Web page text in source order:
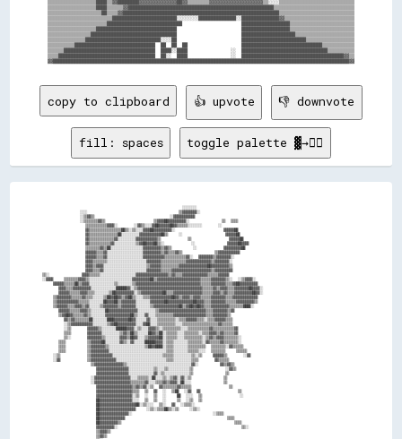
▒▒▒▒▒▒▒▒▒▒▒▒▒▒▒▒▒▒████▒▒▓▓████████▓▓▓▓▓▓▓▓▓▓▓▓▓▓██▓▓▒▒▒▒▒▒▒▒▓▓▓▓▓▓▓▓▓▓▓▓▓▓▓▓▓▓▓▓▒▒░░░░▒▒▒▒▒▒▒▒▒▒▒▒▒▒▒▒▒▒▒▒▒▒▒▒▒▒▒▒
▒▒▒▒▒▒▒▒▒▒▒▒▒▒▒▒▒▒████▒▒▒▒▒▒▓▓██████████████████████████████████████████████████████▒▒▒▒▒▒▒▒▒▒▒▒▒▒▒▒▒▒▒▒▒▒▒▒▒▒▒▒▒▒
▒▒▒▒▒▒▒▒▒▒▒▒▒▒▒▒▒▒▒▒██▒▒▒▒▓▓██████████████████████████████████████████████████████████▒▒▒▒▒▒▒▒▒▒▒▒▒▒▒▒▒▒▒▒▒▒▒▒▒▒▒▒
▒▒▒▒▒▒▒▒▒▒▒▒▒▒▒▒▒▒▒▒▒▒▒▒████████████████████████░░░░░░░░██████████████░░██████████████▓▓▒▒▒▒▒▒▒▒▒▒▒▒▒▒▒▒▒▒▒▒▒▒▒▒▒▒
▒▒▒▒▒▒▒▒▒▒▒▒▒▒████████████████████████████░░░░██                        ████████████████████████▒▒▒▒▒▒▒▒▒▒▒▒▒▒▒▒▒▒
▒▒▒▒▒▒██████████████████████████████████  ████░░████                ░░  ████████████████████████████████▒▒▒▒▒▒▒▒▒▒
▒▒▒▒████████████████████████████████████  ██░░  ████                ░░  ██████████████████████████████████████▓▓▒▒
copy to clipboard 👍 upvote 👎 downvote
fill: spaces toggle palette ▓→✊🏽
                ░░░░                                  ▒▒▓▓▓▓▓▓▓▓░░
                ░░▒▒▓▓▒▒                            ░░▓▓▓▓▓▓▓▓▓▓▓▓
                ░░▒▒▒▒▒▒▒▒▓▓▒▒                  ▒▒▓▓▓▓██▓▓▓▓▓▓▓▓▓▓░░            ▒▒  ▒▒▒▒
                  ▒▒▒▒▒▒▒▒▒▒▒▒▓▓▓▓░░      ░░▓▓▒▒░░░░▓▓██▓▓▓▓▓▓██▓▓▒▒▒▒▒▒░░░░░░░░      ░░
                  ▓▓▒▒▒▒▒▒▒▒▒▒▒▒▒▒▒▒▒▒██▒▒░░▒▒░░░░▓▓▓▓██▓▓▓▓▓▓▓▓▓▓░░                  ▓▓▓▓▓▓██
                  ▓▓▒▒▒▒▒▒▒▒▒▒▒▒▒▒▒▒██░░░░░░░░░░▓▓▓▓▓▓▓▓▓▓▓▓██▒▒    ░░                ▓▓▓▓▓▓██
                  ▓▓▒▒▒▒▒▒▒▒▒▒▒▒▒▒▓▓░░░░░░░░░░▓▓▓▓▓▓▓▓▓▓▓▓▒▒          ▒▒              ▓▓▓▓▓▓██
                  ▓▓▒▒▒▒▒▒▒▒▒▒▒▒▓▓░░░░░░░░░░░░▒▒▓▓██▓▓▓▓██▒▒░░          ░░            ▓▓▓▓▓▓██▓▓▓▓
                  ▒▒▒▒▒▒▒▒▓▓▒▒██░░░░░░░░░░░░░░░░░░▓▓▓▓▓▓▓▓▓▓▒▒▓▓▒▒        ░░          ▓▓▓▓▓▓▓▓▓▓██
                  ▓▓▓▓▓▓▒▒▒▒▓▓░░░░░░░░░░░░░░░░░░░░▓▓▓▓▓▓▓▓▓▓▒▒▓▓▒▒▒▒▓▓▒▒            ▒▒▓▓▓▓▓▓▓▓▓▓▓▓
                  ▓▓▓▓▓▓▒▒▒▒▓▓░░░░░░░░░░░░░░░░░░░░▓▓▓▓▓▓▓▓▓▓▓▓▒▒▒▒▒▒▒▒▒▒▒▒▓▓░░  ▓▓▓▓▓▓▓▓▒▒▓▓▓▓▓▓▓▓░░
                  ▓▓▓▓▒▒▒▒▒▒▒▒░░░░░░░░░░░░░░░░░░░░░░▓▓▓▓▓▓▓▓▒▒▒▒▒▒▒▒▒▒▒▒▒▒▓▓▓▓▓▓▓▓▓▓▓▓▓▓▒▒▓▓▓▓▓▓▓▓░░
                  ▓▓▓▓▒▒▓▓▓▓░░░░░░░░░░░░░░░░░░░░░░░░▒▒▓▓▓▓▓▓▒▒▒▒▒▒▒▒▒▒▓▓▓▓▓▓▓▓▓▓▓▓▓▓▓▓██▓▓▓▓▓▓▓▓▓▓▒▒
                  ▓▓▓▓▒▒▒▒▓▓░░░░░░░░░░░░░░░░░░░░░░░░▓▓▓▓▓▓▓▓▒▒▒▒▒▒▓▓▓▓▓▓▓▓▓▓▓▓▓▓▓▓▓▓▓▓▓▓▒▒▓▓▓▓▓▓▓▓▓▓
  ▒▒░░            ▓▓▓▓▒▒▒▒▒▒░░░░░░░░░░░░░░░░░░░░▓▓▓▓▓▓▓▓▓▓▓▓▓▓▓▓▓▓▒▒▓▓▒▒▒▒▓▓▓▓▓▓▓▓▓▓▓▓▓▓▒▒▒▒▒▒▓▓▓▓▓▓
  ░░▓▓▓▓    ▒▒▒▒▒▒▒▒▓▓▓▓▒▒░░░░░░░░░░░░░░░░░░░░░░░░▓▓▓▓▓▓▓▓▓▓██▒▒▓▓▓▓▓▓▓▓▓▓▓▓▓▓▓▓▓▓▓▓▓▓▓▓▒▒▒▒▒▒▓▓▓▓▓▓▓▓▒▒░░  ░░▒▒▓▓▓▓░░
      ▓▓▓▓▓▓▒▒▒▒▒▒██▒▒▓▓▓▓░░░░░░░░░░░░░░▒▒░░░░░░░░▒▒▓▓▓▓▓▓▓▓▓▓▓▓▓▓▓▓▓▓▓▓▓▓▓▓▓▓▓▓▓▓▓▓▓▓▓▓▒▒▒▒▒▒▓▓▓▓▓▓▓▓▒▒▒▒▓▓██▓▓▓▓▓▓▓▓▓▓
        ▓▓▓▓▒▒▒▒▓▓▓▓▓▓▓▓▓▓░░░░░░░░░░░░░░██████▓▓░░▒▒▓▓▓▓▓▓▓▓▓▓▓▓▓▓▓▓▓▓▓▓▓▓▓▓▓▓▓▓▓▓▓▓▓▓▓▓▒▒▒▒▒▒▓▓▒▒▓▓▓▓▒▒▒▒▓▓▓▓▓▓▓▓██▓▓▓▓░░
        ▓▓▓▓▓▓▒▒▒▒▒▒▓▓▓▓▒▒▒▒░░░░░░░░▒▒██▓▓▓▓▓▓▓▓▓▓░░▒▒▓▓▓▓▓▓▓▓▓▓▓▓██▒▒▒▒▓▓▓▓▓▓▓▓▓▓▓▓▓▓▓▓▒▒▒▒▒▒▓▓▓▓▒▒▓▓▒▒▒▒▓▓▓▓▓▓▓▓▓▓██▓▓░░
      ▒▒▓▓▓▓▓▓▓▓▒▒▒▒▒▒▓▓▒▒▒▒░░░░░░▒▒██▓▓██▓▓▒▒▓▓██▒▒░░░░▒▒▒▒▓▓▓▓▓▓▓▓▓▓▓▓██▓▓▒▒▓▓▓▓▒▒▓▓▓▓▒▒▒▒▒▒▓▓▓▓▓▓▓▓▒▒▒▒▓▓▓▓▓▓▓▓▓▓▓▓▓▓
      ▒▒▓▓▓▓▓▓▓▓▓▓▓▓▒▒▒▒▒▒░░░░░░░░██▓▓▓▓██▒▒▓▓▓▓▓▓▓▓░░░░░░░░▓▓▓▓▓▓▓▓██▓▓▓▓▓▓▓▓▓▓▓▓▓▓██▓▓▓▓▒▒▒▒▓▓▓▓▓▓▓▓▒▒▒▒▒▒▓▓▓▓▓▓▓▓▓▓▒▒
      ▒▒▓▓▓▓▓▓▒▒▒▒▓▓▓▓▒▒▓▓░░░░░░▒▒▓▓▓▓▓▓▓▓▒▒▓▓▓▓▓▓▓▓░░░░░░░░▒▒▓▓▓▓▓▓▓▓▓▓▓▓▓▓██▒▒▓▓██▓▓██▓▓▒▒▒▒▓▓▓▓▓▓▓▓▓▓▒▒▒▒▒▒▒▒████░░
        ▓▓▓▓▓▓▒▒▒▒▒▒▓▓▓▓▒▒░░░░░░░░██▓▓▓▓▓▓▓▓▓▓▓▓▓▓▓▓░░░░░░░░░░▒▒▓▓▓▓▓▓▓▓▓▓▓▓▓▓▓▓▓▓▓▓▓▓▓▓▓▓▒▒▒▒▓▓▓▓▓▓▓▓▒▒▓▓
        ▒▒▓▓██▓▓▒▒▒▒▒▒▓▓▒▒░░░░░░░░▓▓▓▓▓▓▓▓▓▓▓▓▓▓██▒▒░░░░▓▓░░░░▒▒▒▒▒▒▒▒▒▒▓▓▓▓▓▓▓▓▓▓▓▓▓▓▓▓▓▓▒▒▒▒▓▓▓▓▓▓▓▓▒▒
          ▓▓▒▒▓▓▒▒▒▒▒▒▒▒██░░░░░░░░████▓▓▓▓▓▓▓▓██▓▓░░░░░░▓▓░░░░▒▒▒▒▒▒▒▒▒▒░░▒▒▒▒▓▓▓▓▓▓▒▒▒▒░░▒▒▒▒▓▓▓▓▓▓▒▒▒▒
          ░░▒▒▓▓▓▓▓▓▓▓▓▓▓▓░░░░░░░░▒▒▓▓██▓▓▓▓▓▓▓▓▓▓░░░░▓▓██░░░░▒▒▒▒▒▒▒▒▒▒░░░░▒▒▒▒▒▒▒▒▒▒▒▒▒▒▒▒▒▒▒▒▓▓▒▒▒▒▒▒
          ░░▒▒      ▓▓▓▓▓▓▒▒░░░░░░░░██████▓▓▓▓░░▒▒░░░░▓▓▓▓▒▒░░▒▒▒▒▒▒▒▒▒▒░░░░▒▒▒▒▒▒▒▒▒▒▒▒▓▓▒▒▒▒▒▒▒▒▒▒▒▒▓▓
          ▒▒▒▒      ▓▓▓▓▓▓▓▓░░░░░░░░░░▒▒▓▓▒▒██▒▒░░░░░░██▓▓▒▒██░░▒▒▒▒▒▒░░░░▒▒▒▒▒▒▒▒░░▒▒▒▒▓▓▓▓▒▒▓▓▒▒▒▒▒▒▓▓
          ▒▒░░      ▓▓▓▓▓▓▓▓▒▒░░░░░░░░▓▓▓▓▒▒██▓▓░░░░▒▒▓▓▓▓▓▓██░░▒▒▒▒▒▒░░░░▒▒▒▒▒▒▒▒▒▒░░▒▒▓▓▒▒▓▓▓▓▒▒▒▒▒▒▒▒░░
        ▒▒▒▒        ▒▒▓▓▓▓▓▓██░░░░░░░░▓▓▒▒░░▓▓░░░░░░██████▓▓▓▓░░▒▒▒▒░░░░░░░░▒▒▒▒▒▒▒▒░░▓▓▒▒▒▒▒▒▓▓▒▒▒▒▒▒▒▒░░
        ▒▒▒▒        ▒▒▓▓▓▓▓▓▓▓▒▒░░░░░░░░░░░░░░░░░░░░▒▒██▓▓████░░▒▒▒▒░░░░░░░░▒▒▒▒▒▒▒▒▒▒  ▒▒▒▒▒▒▒▒░░▓▓▒▒▒▒▒▒
        ▒▒▒▒        ▒▒▓▓▓▓▓▓▓▓▓▓░░░░░░░░░░░░░░░░░░░░░░░░░░░░░░░░▒▒▒▒░░░░░░░░▒▒▒▒▒▒░░░░  ▒▒▒▒▒▒▒▒    ▒▒▒▒▒▒
      ░░▒▒          ▒▒▓▓▓▓▓▓▓▓▓▓▓▓░░░░░░░░░░░░░░░░░░░░░░░░░░░░▒▒▒▒▒▒░░░░░░░░░░▒▒░░▒▒    ▓▓▓▓▓▓▒▒      ░░▓▓
      ░░▓▓          ▒▒▓▓▓▓▓▓▓▓▓▓▓▓▓▓░░░░░░░░░░░░░░░░░░░░░░░░░░░░▒▒▒▒░░░░░░░░░░▒▒▒▒      ▓▓▒▒▒▒▒▒
                    ▒▒▓▓▓▓▓▓▓▓▓▓▓▓▓▓▓▓▒▒░░░░░░░░░░░░░░░░░░░░░░░░░░░░░░░░░░░░▓▓░░        ▓▓▒▒▓▓▒▒
                      ▓▓▓▓▓▓▓▓▓▓▓▓▓▓▓▓▓▓░░░░░░░░░░░░░░▒▒░░░░▒▒░░░░░░░░░░░░▒▒            ░░▓▓▒▒
                      ▓▓▓▓▓▓▓▓▓▓▓▓▓▓▓▓▓▓░░░░░░░░░░░░░░▓▓░░▒▒░░░░░░░░░░░░░░▒▒            ▒▒
                    ░░▓▓▓▓▓▓▓▓▓▓▓▓▓▓▓▓▓▓▓▓░░░░▒▒▒▒▒▒░░██░░░░▒▒░░▒▒▓▓░░▓▓░░▒▒            ▒▒
                    ░░▓▓▓▓▓▓▓▓▓▓▓▓▓▓▓▓▓▓▓▓▒▒▒▒▒▒▒▒▓▓░░░░▒▒▒▒▓▓▒▒▓▓▓▓░░██░░░░            ▒▒
                      ▓▓▓▓▓▓▓▓▓▓▓▓▓▓▓▓▓▓▓▓▒▒▓▓▒▒▓▓░░▒▒  ▓▓▒▒▒▒▒▒▒▒▓▓▒▒▒▒▒▒              ▒▒
                      ▓▓▓▓▓▓▓▓▓▓▓▓▓▓▓▓▓▓▓▓▒▒▒▒  ▒▒  ▓▓  ░░  ▒▒██  ░░▓▓  ▓▓              ▒▒
                      ▓▓▓▓▓▓▓▓▓▓▓▓▓▓▓▓▓▓▓▓░░▒▒  ░░  ▒▒  ░░    ██  ░░░░  ▒▒              ░░
                      ██▓▓▓▓▓▓▓▓▓▓▓▓▓▓▓▓▓▓░░░░  ▒▒  ▒▒  ░░    ▒▒  ░░▒▒  ▒▒
                      ██▓▓▓▓▓▓▓▓▓▓▓▓▓▓▓▓▓▓▓▓██░░▒▒░░░░  ▒▒░░  ▓▓  ░░▒▒▒▒░░
                      ██▓▓▓▓▓▓▓▓▓▓▓▓▓▓▓▓▓▓▓▓    ░░▒▒░░▒▒▒▒██▒▒░░▒▒    ░░▒▒░░
                      ██▓▓▓▓▓▓▓▓▓▓▓▓▓▓▓▓░░                              ░░▒▒▒▒
                      ██▓▓▓▓▓▓▓▓▓▓▓▓▓▓                                      ▒▒▒▒
                      ██▓▓▓▓▓▓▓▓▓▓▒▒                                          ▒▒▒▒
                      ▓▓▓▓▓▓▓▓▓▓░░                                              ▒▒░░
                      ▒▒▓▓▓▓▒▒
                      ▒▒▓▓▒▒